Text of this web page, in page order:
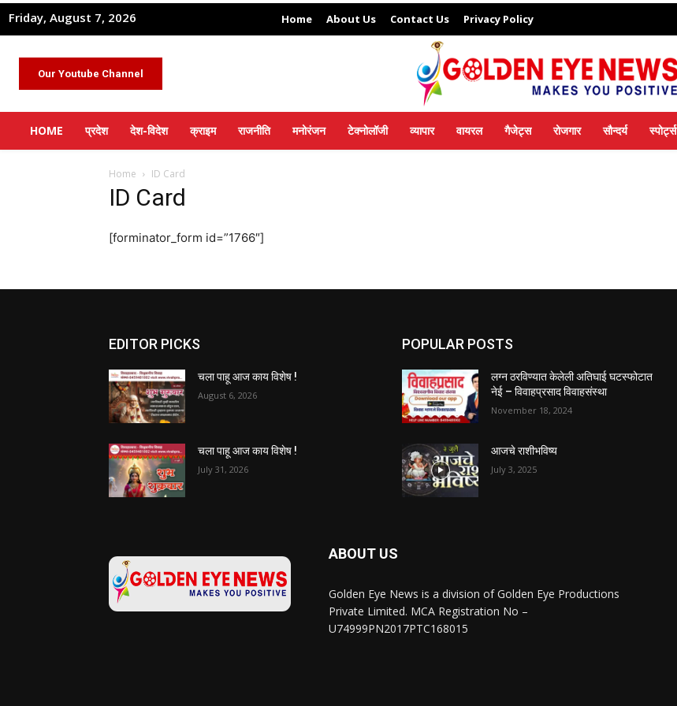
Friday, August 7, 2026 Home About Us Contact Us Privacy Policy
Our Youtube Channel
HOME प्रदेश देश-विदेश क्राइम राजनीति मनोरंजन टेक्नोलॉजी व्यापार वायरल गैजेट्स रोजगार सौन्दर्य स्पोर्ट्स
Home ID Card
ID Card
[forminator_form id=”1766″]
EDITOR PICKS
चला पाहू आज काय विशेष !
August 6, 2026
चला पाहू आज काय विशेष !
July 31, 2026
POPULAR POSTS
लग्न ठरविण्यात केलेली अतिघाई घटस्फोटात
नेई – विवाहप्रसाद विवाहसंस्था
November 18, 2024
आजचे राशीभविष्य
July 3, 2025
ABOUT US
Golden Eye News is a division of Golden Eye Productions
Private Limited. MCA Registration No –
U74999PN2017PTC168015